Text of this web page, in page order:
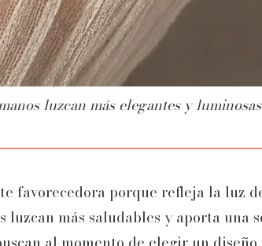
luzcan más elegantes y luminosas
favorecedora porque refleja la luz
más saludables y aporta una